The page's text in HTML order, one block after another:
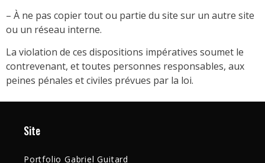
– À ne pas copier tout ou partie du site sur un autre site
ou un réseau interne.
La violation de ces dispositions impératives soumet le
contrevenant, et toutes personnes responsables, aux
peines pénales et civiles prévues par la loi.
Site
Portfolio Gabriel Guitard